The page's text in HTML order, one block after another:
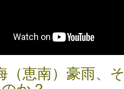
（恵南）豪雨、